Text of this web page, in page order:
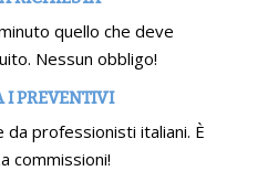
quello che deve
Nessun obbligo!
I PREVENTIVI
da professionisti italiani. È
commissioni!